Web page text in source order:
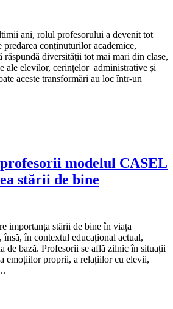
ani, rolul profesorului a devenit tot
conținuturilor academice,
răspundă diversității tot mai mari din clase,
ale elevilor, cerințelor administrative și
aceste transformări au loc într-un
modelul CASEL
stării de bine
importanța stării de bine în viața
însă, în contextul educațional actual,
de bază. Profesorii se află zilnic în situații
emoțiilor proprii, a relațiilor cu elevii,